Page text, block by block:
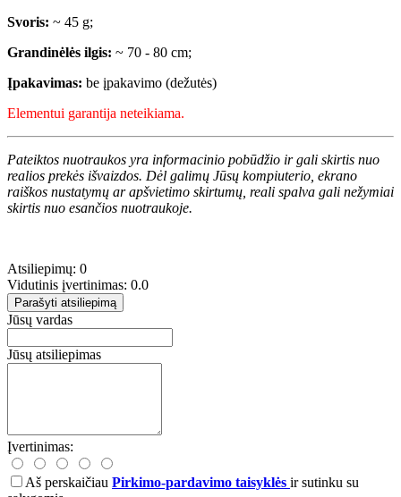
Svoris: ~ 45 g;
Grandinėlės ilgis: ~ 70 - 80 cm;
Įpakavimas: be įpakavimo (dežutės)
Elementui garantija neteikiama.
Pateiktos nuotraukos yra informacinio pobūdžio ir gali skirtis nuo
realios prekės išvaizdos. Dėl galimų Jūsų kompiuterio, ekrano
raiškos nustatymų ar apšvietimo skirtumų, reali spalva gali nežymiai
skirtis nuo esančios nuotraukoje.
Atsiliepimų: 0
Vidutinis įvertinimas: 0.0
Parašyti atsiliepimą
Jūsų vardas
Jūsų atsiliepimas
Įvertinimas:
Aš perskaičiau Pirkimo-pardavimo taisyklės ir sutinku su